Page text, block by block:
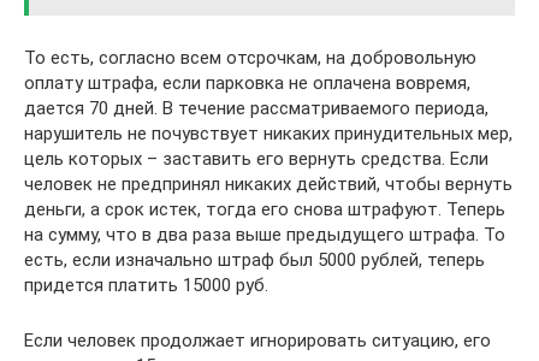
То есть, согласно всем отсрочкам, на добровольную
оплату штрафа, если парковка не оплачена вовремя,
дается 70 дней. В течение рассматриваемого периода,
нарушитель не почувствует никаких принудительных мер,
цель которых – заставить его вернуть средства. Если
человек не предпринял никаких действий, чтобы вернуть
деньги, а срок истек, тогда его снова штрафуют. Теперь
на сумму, что в два раза выше предыдущего штрафа. То
есть, если изначально штраф был 5000 рублей, теперь
придется платить 15000 руб.
Если человек продолжает игнорировать ситуацию, его